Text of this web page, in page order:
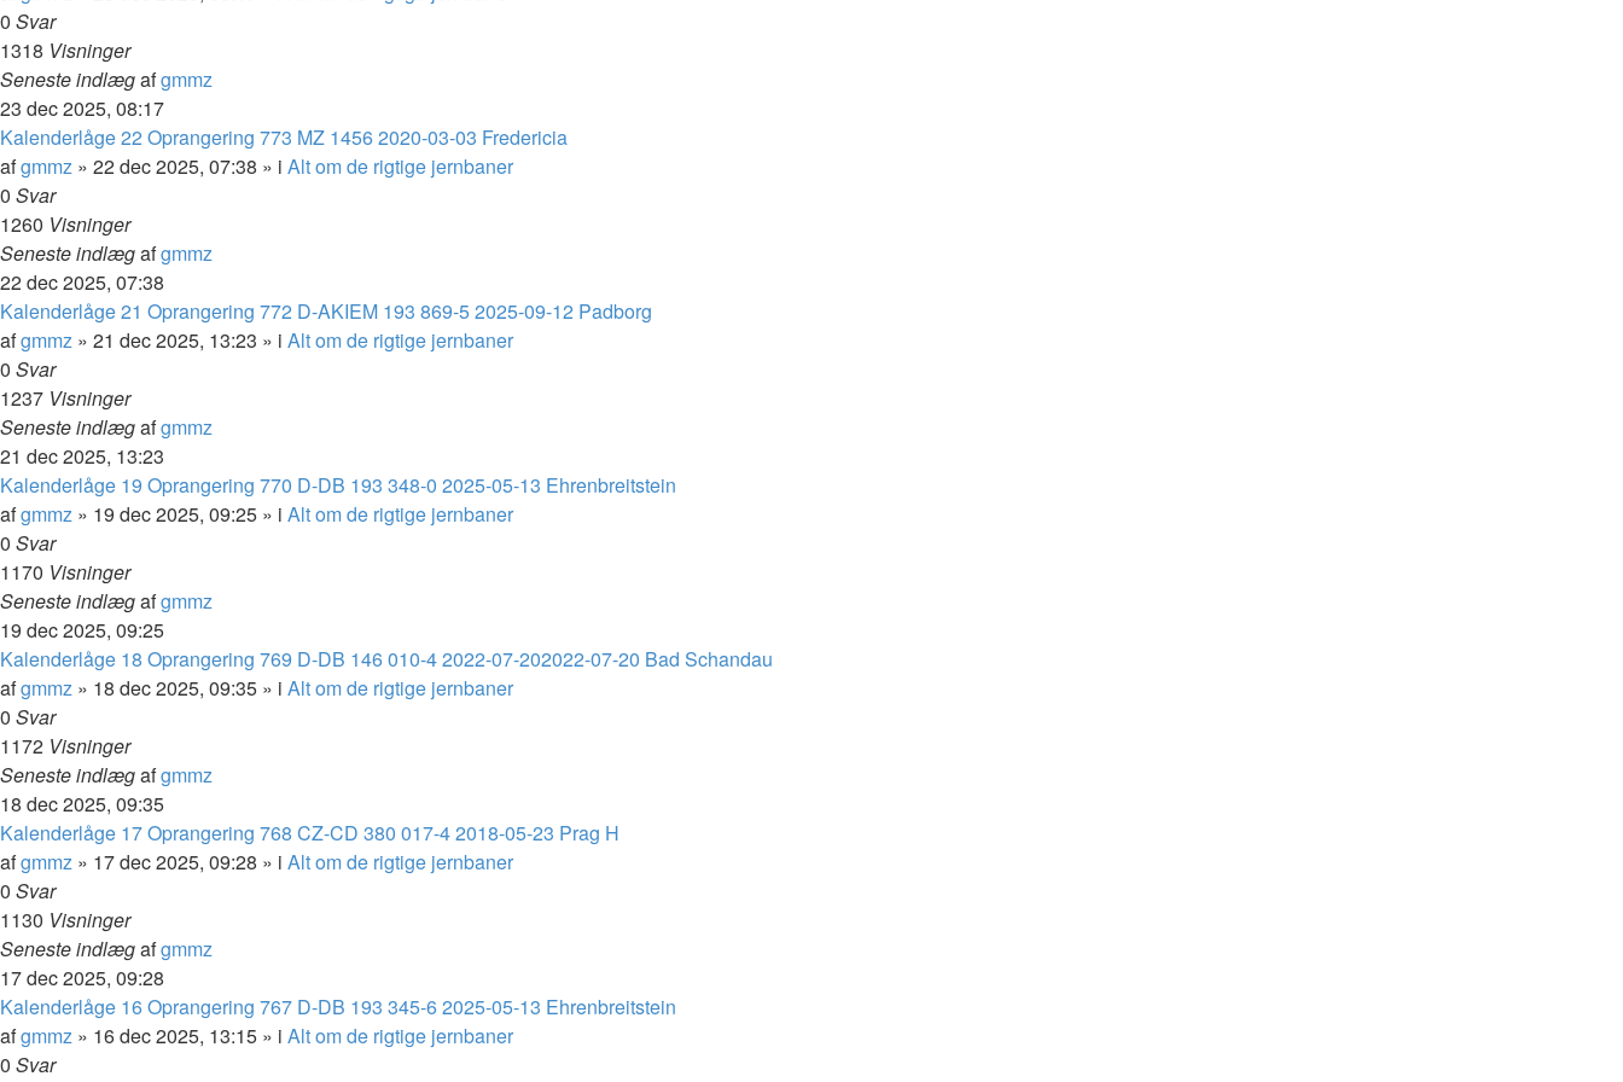
0 Svar
1318 Visninger
Seneste indlægafgmmz
23 dec 2025, 08:17
Kalenderlåge 22 Oprangering 773 MZ 1456 2020-03-03 Fredericia
afgmmz » 22 dec 2025, 07:38 » i Alt om de rigtige jernbaner
0 Svar
1260 Visninger
Seneste indlægafgmmz
22 dec 2025, 07:38
Kalenderlåge 21 Oprangering 772 D-AKIEM 193 869-5 2025-09-12 Padborg
afgmmz » 21 dec 2025, 13:23 » i Alt om de rigtige jernbaner
0 Svar
1237 Visninger
Seneste indlægafgmmz
21 dec 2025, 13:23
Kalenderlåge 19 Oprangering 770 D-DB 193 348-0 2025-05-13 Ehrenbreitstein
afgmmz » 19 dec 2025, 09:25 » i Alt om de rigtige jernbaner
0 Svar
1170 Visninger
Seneste indlægafgmmz
19 dec 2025, 09:25
Kalenderlåge 18 Oprangering 769 D-DB 146 010-4 2022-07-202022-07-20 Bad Schandau
afgmmz » 18 dec 2025, 09:35 » i Alt om de rigtige jernbaner
0 Svar
1172 Visninger
Seneste indlægafgmmz
18 dec 2025, 09:35
Kalenderlåge 17 Oprangering 768 CZ-CD 380 017-4 2018-05-23 Prag H
afgmmz » 17 dec 2025, 09:28 » i Alt om de rigtige jernbaner
0 Svar
1130 Visninger
Seneste indlægafgmmz
17 dec 2025, 09:28
Kalenderlåge 16 Oprangering 767 D-DB 193 345-6 2025-05-13 Ehrenbreitstein
afgmmz » 16 dec 2025, 13:15 » i Alt om de rigtige jernbaner
0 Svar